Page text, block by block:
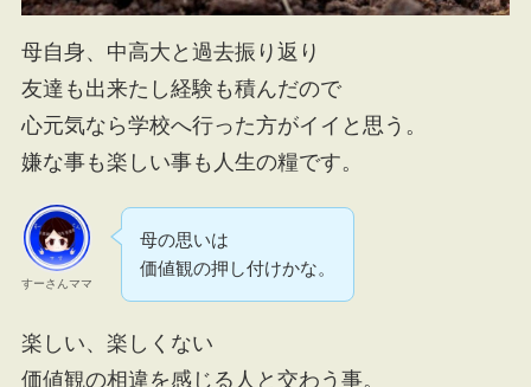
母自身、中高大と過去振り返り
友達も出来たし経験も積んだので
心元気なら学校へ行った方がイイと思う。
嫌な事も楽しい事も人生の糧です。
すーさんママ
母の思いは
価値観の押し付けかな。
楽しい、楽しくない
価値観の相違を感じる人と交わう事。